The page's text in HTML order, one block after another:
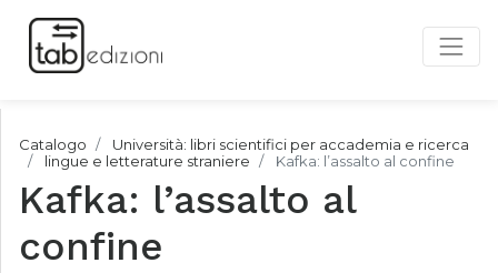
Catalogo
Università: libri scientifici per accademia e ricerca
lingue e letterature straniere
Kafka: l’assalto al confine
Kafka: l’assalto al
confine